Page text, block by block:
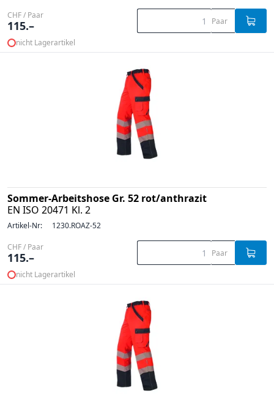
CHF / Paar
115.– Paar
nicht Lagerartikel
Sommer-Arbeitshose Gr. 52 rot/anthrazit
EN ISO 20471 Kl. 2
Artikel-Nr: 1230.ROAZ-52
CHF / Paar
115.– Paar
nicht Lagerartikel